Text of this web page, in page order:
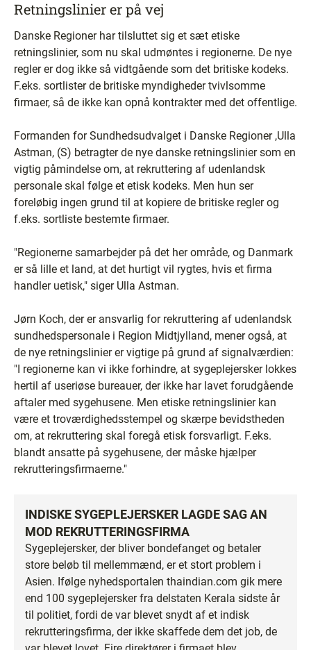
Retningslinier er på vej
Danske Regioner har tilsluttet sig et sæt etiske
retningslinier, som nu skal udmøntes i regionerne. De nye
regler er dog ikke så vidtgående som det britiske kodeks.
F.eks. sortlister de britiske myndigheder tvivlsomme
firmaer, så de ikke kan opnå kontrakter med det offentlige.
Formanden for Sundhedsudvalget i Danske Regioner ,Ulla
Astman, (S) betragter de nye danske retningslinier som en
vigtig påmindelse om, at rekruttering af udenlandsk
personale skal følge et etisk kodeks. Men hun ser
foreløbig ingen grund til at kopiere de britiske regler og
f.eks. sortliste bestemte firmaer.
"Regionerne samarbejder på det her område, og Danmark
er så lille et land, at det hurtigt vil rygtes, hvis et firma
handler uetisk," siger Ulla Astman.
Jørn Koch, der er ansvarlig for rekruttering af udenlandsk
sundhedspersonale i Region Midtjylland, mener også, at
de nye retningslinier er vigtige på grund af signalværdien:
"I regionerne kan vi ikke forhindre, at sygeplejersker lokkes
hertil af useriøse bureauer, der ikke har lavet forudgående
aftaler med sygehusene. Men etiske retningslinier kan
være et troværdighedsstempel og skærpe bevidstheden
om, at rekruttering skal foregå etisk forsvarligt. F.eks.
blandt ansatte på sygehusene, der måske hjælper
rekrutteringsfirmaerne."
INDISKE SYGEPLEJERSKER LAGDE SAG AN
MOD REKRUTTERINGSFIRMA
Sygeplejersker, der bliver bondefanget og betaler
store beløb til mellemmænd, er et stort problem i
Asien. Ifølge nyhedsportalen thaindian.com gik mere
end 100 sygeplejersker fra delstaten Kerala sidste år
til politiet, fordi de var blevet snydt af et indisk
rekrutteringsfirma, der ikke skaffede dem det job, de